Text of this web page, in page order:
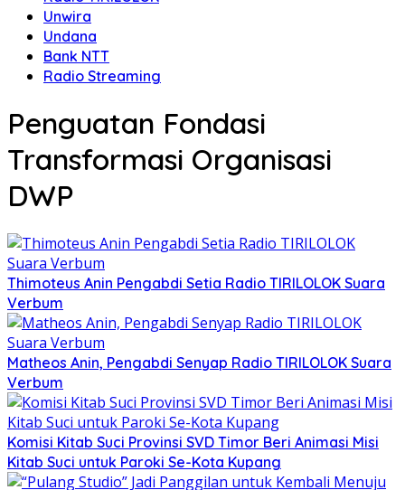
Unwira
Undana
Bank NTT
Radio Streaming
Penguatan Fondasi
Transformasi Organisasi
DWP
Thimoteus Anin Pengabdi Setia Radio TIRILOLOK Suara
Verbum
Matheos Anin, Pengabdi Senyap Radio TIRILOLOK Suara
Verbum
Komisi Kitab Suci Provinsi SVD Timor Beri Animasi Misi
Kitab Suci untuk Paroki Se-Kota Kupang